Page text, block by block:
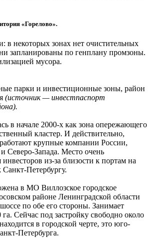
«Горелово».
в некоторых зонах нет очистительных
запланированы по генплану промзоны.
мусора.
парки и инвестиционные зоны, район
(источник — инвестпаспорт
в начале 2000-х как зона опережающего
кластер. И действительно,
работают крупные компании России,
Северо-Запада. Место очень
из-за близости к портам на
Петербургу.
в МО Виллозское городское
районе Ленинградской области
по обе его стороны. Занимает
Сейчас под застройку свободно около
в городской черте, это юго-
Петербурга.